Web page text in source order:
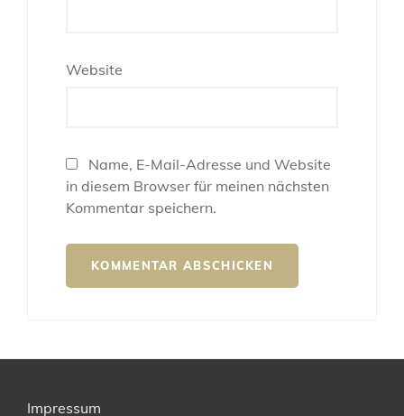
Website
Name, E-Mail-Adresse und Website
in diesem Browser für meinen nächsten
Kommentar speichern.
Impressum